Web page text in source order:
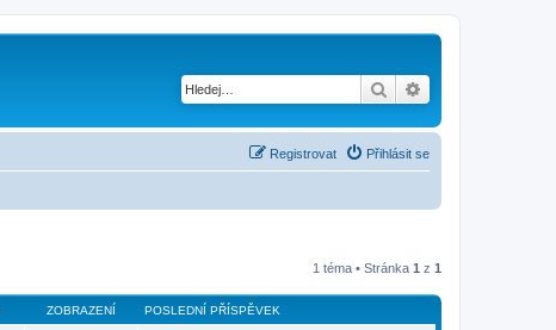
Hledat
Přihlásit se
Registrovat
1 téma • Stránka 1 z 1
ZOBRAZENÍ POSLEDNÍ PŘÍSPĚVEK